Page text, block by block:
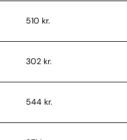
510 kr.
302 kr.
544 kr.